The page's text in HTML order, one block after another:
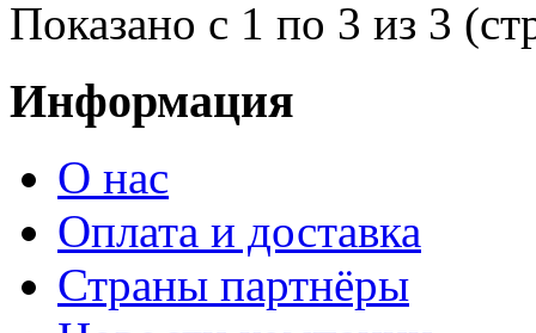
Показано с 1 по 3 из 3
Информация
О нас
Оплата и доставка
Страны партнёры